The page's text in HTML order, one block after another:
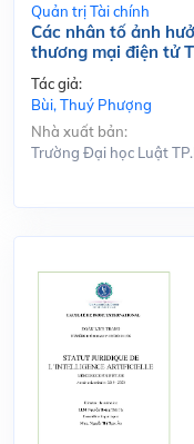
Quản trị Tài chính
Các nhân tố ảnh
thương mại điện tử
Tác giả:
Bùi, Thuý Phượng
Nhà xuất bản:
Trường Đại học Luật